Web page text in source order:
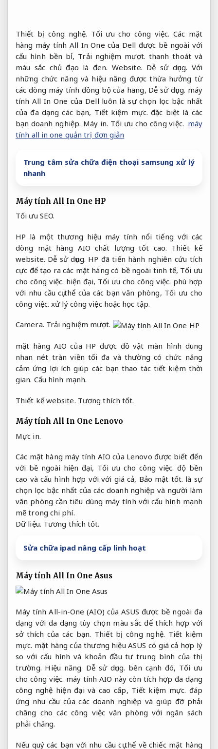
Thiết bị công nghệ. Tối ưu cho công việc. Các mặt
hàng máy tính All In One của Dell được bề ngoài với
cấu hình bền bỉ, Trải nghiệm mượt. thanh thoát và
màu sắc chủ đạo là đen. Website. Dễ sử dụng. Với
những chức năng và hiệu năng được thừa hưởng từ
các dòng máy tính đồng bộ của hãng, Dễ sử dụng. máy
tính All In One của Dell luôn là sự chọn lọc bậc nhất
của đa dạng các bạn, Tiết kiệm mực. đặc biệt là các
bạn doanh nghiệp. Máy in. Tối ưu cho công việc. máy
tính all in one quản trị đơn giản
Trung tâm sửa chữa điện thoại samsung xử lý
nhanh
Máy tính All In One HP
Tối ưu SEO.
HP là một thương hiệu máy tính nổi tiếng với các
dòng mặt hàng AIO chất lượng tốt cao. Thiết kế
website. Dễ sử dụng. HP đã tiến hành nghiên cứu tích
cực để tạo ra các mặt hàng có bề ngoài tinh tế, Tối ưu
cho công việc. hiện đại, Tối ưu cho công việc. phù hợp
với nhu cầu cụ thể của các bạn văn phòng, Tối ưu cho
công việc. xử lý công việc hoặc học tập.
Camera. Trải nghiệm mượt.
mặt hàng AIO của HP được đồ vật màn hình dung
nhan nét tràn viền tối đa và thường có chức năng
cảm ứng lợi ích giúp các bạn thao tác tiết kiệm thời
gian. Cấu hình mạnh.
Thiết kế website. Tương thích tốt.
Máy tính All In One Lenovo
Mực in.
Các mặt hàng máy tính AIO của Lenovo được biết đến
với bề ngoài hiện đại, Tối ưu cho công việc. độ bền
cao và cấu hình hợp với với giá cả, Bảo mật tốt. là sự
chọn lọc bậc nhất của các doanh nghiệp và người làm
văn phòng cần tiêu dùng máy tính với cấu hình mạnh
mẽ trong chi phí.
Dữ liệu. Tương thích tốt.
Sửa chữa ipad nâng cấp linh hoạt
Máy tính All In One Asus
Máy tính All-in-One (AIO) của ASUS được bề ngoài đa
dạng với đa dạng tùy chọn màu sắc để thích hợp với
sở thích của các bạn. Thiết bị công nghệ. Tiết kiệm
mực. mặt hàng của thương hiệu ASUS có giá cả hợp lý
so với cấu hình và khoản đầu tư trung bình của thị
trường. Hiệu năng. Dễ sử dụng. bên cạnh đó, Tối ưu
cho công việc. máy tính AIO này còn tích hợp đa dạng
công nghệ hiện đại và cao cấp, Tiết kiệm mực. đáp
ứng nhu cầu của các doanh nghiệp và giúp đỡ phải
chăng cho các công việc văn phòng với ngân sách
phải chăng.
Nếu quý các bạn với nhu cầu cụ thể về chiếc mặt hàng